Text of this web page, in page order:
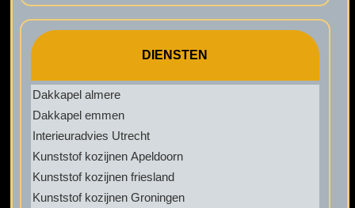
DIENSTEN
Dakkapel almere
Dakkapel emmen
Interieuradvies Utrecht
Kunststof kozijnen Apeldoorn
Kunststof kozijnen friesland
Kunststof kozijnen Groningen